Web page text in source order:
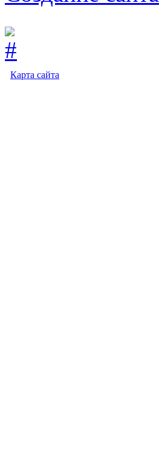
Карта сайта